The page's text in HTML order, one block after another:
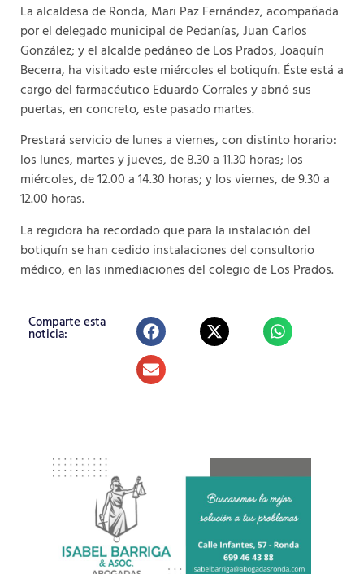
La alcaldesa de Ronda, Mari Paz Fernández, acompañada
por el delegado municipal de Pedanías, Juan Carlos
González; y el alcalde pedáneo de Los Prados, Joaquín
Becerra, ha visitado este miércoles el botiquín. Éste está a
cargo del farmacéutico Eduardo Corrales y abrió sus
puertas, en concreto, este pasado martes.
Prestará servicio de lunes a viernes, con distinto horario:
los lunes, martes y jueves, de 8.30 a 11.30 horas; los
miércoles, de 12.00 a 14.30 horas; y los viernes, de 9.30 a
12.00 horas.
La regidora ha recordado que para la instalación del
botiquín se han cedido instalaciones del consultorio
médico, en las inmediaciones del colegio de Los Prados.
Comparte esta
noticia: